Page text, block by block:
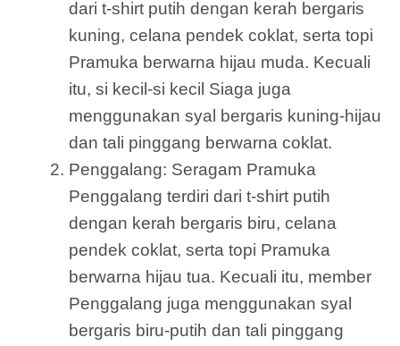
dari t-shirt putih dengan kerah bergaris
kuning, celana pendek coklat, serta topi
Pramuka berwarna hijau muda. Kecuali
itu, si kecil-si kecil Siaga juga
menggunakan syal bergaris kuning-hijau
dan tali pinggang berwarna coklat.
Penggalang: Seragam Pramuka
Penggalang terdiri dari t-shirt putih
dengan kerah bergaris biru, celana
pendek coklat, serta topi Pramuka
berwarna hijau tua. Kecuali itu, member
Penggalang juga menggunakan syal
bergaris biru-putih dan tali pinggang